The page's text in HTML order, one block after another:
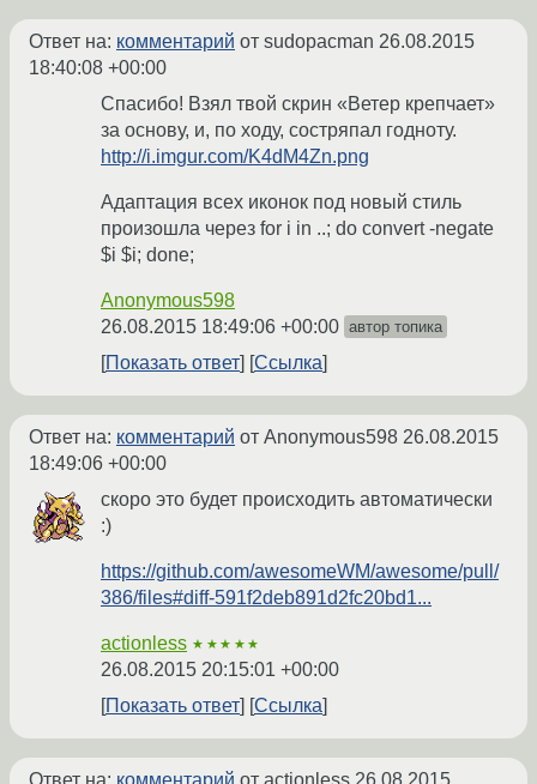
Ответ на: комментарий от sudopacman 26.08.2015
18:40:08 +00:00
Спасибо! Взял твой скрин «Ветер крепчает»
за основу, и, по ходу, состряпал годноту.
http://i.imgur.com/K4dM4Zn.png
Адаптация всех иконок под новый стиль
произошла через for i in ..; do convert -negate
$i $i; done;
Anonymous598
26.08.2015 18:49:06 +00:00 автор топика
Показать ответ Ссылка
Ответ на: комментарий от Anonymous598 26.08.2015
18:49:06 +00:00
скоро это будет происходить автоматически
:)
https://github.com/awesomeWM/awesome/pull/
386/files#diff-591f2deb891d2fc20bd1...
actionless ★★★★★
26.08.2015 20:15:01 +00:00
Показать ответ
Ссылка